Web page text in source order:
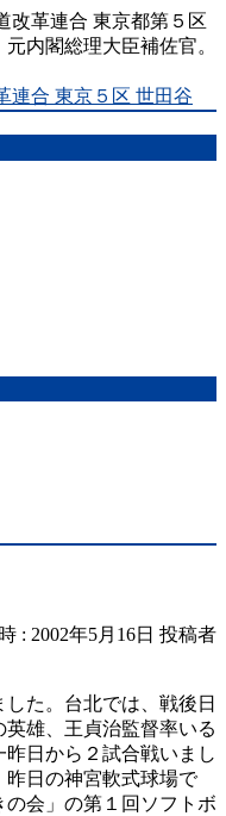
改革連合 東京都第５区
内閣総理大臣補佐官。
連合 東京５区 世田谷
: 2002年5月16日 投稿者
た。台北では、戦後日
雄、王貞治監督率いる
日から２試合戦いまし
日の神宮軟式球場で
会」の第１回ソフトボ